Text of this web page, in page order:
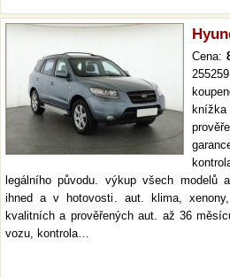
Cena:
legálního původu. výkup všech modelů
ihned a v hotovosti. aut. klima,
kvalitních a prověřených aut. až 36
vozu, kontrola…